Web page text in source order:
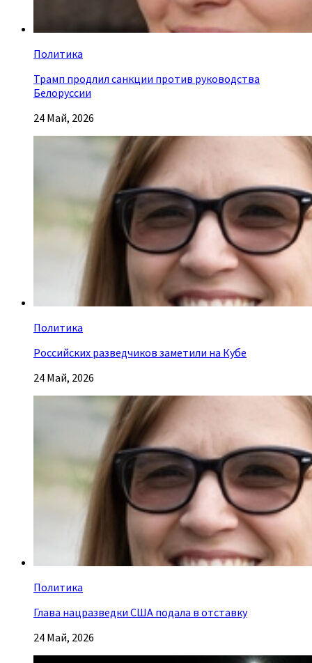
Политика
Трамп продлил санкции против руководства
Белоруссии
24 Май, 2026
Политика
Российских разведчиков заметили на Кубе
24 Май, 2026
Политика
Глава нацразведки США подала в отставку
24 Май, 2026